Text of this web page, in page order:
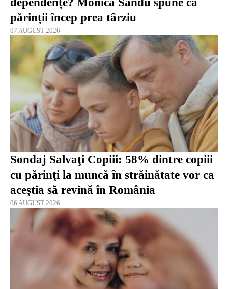
părinții încep prea târziu
07 AUGUST 2026
Sondaj Salvaţi Copiii: 58% dintre copiii
cu părinţi la muncă în străinătate vor ca
aceştia să revină în România
06 AUGUST 2026